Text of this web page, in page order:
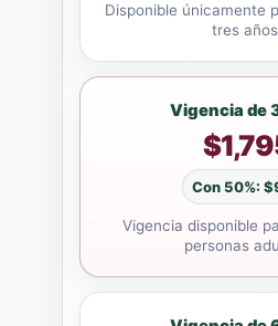
Disponible únicamente
tres
Vigencia de
Con 50%:
Vigencia disponible
personas